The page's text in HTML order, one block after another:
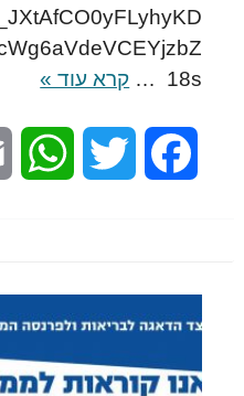
18s …
קרא עוד »
Facebook
Twitter